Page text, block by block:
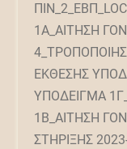
1Α_ΑΙΤΗΣΗ
ΕΚΘΕΣΗΣ
ΥΠΟΔΕΙΓΜΑ
1Β_ΑΙΤΗΣΗ
ΣΤΗΡΙΞΗΣ